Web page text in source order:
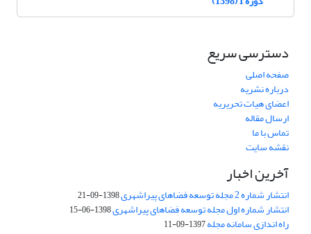
دسترسی سریع
صفحه اصلی
درباره نشریه
اعضای هیات تحریریه
ارسال مقاله
تماس با ما
نقشه سایت
آخرین اخبار
انتشار شماره 2 مجله توسعه فضاهای پیراشهری 1398-09-21
انتشار شماره اول مجله توسعه فضاهای پیراشهری1398-06-15
راه اندازی سامانه مجله1397-09-11